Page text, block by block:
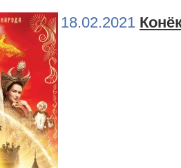
18.02.2021